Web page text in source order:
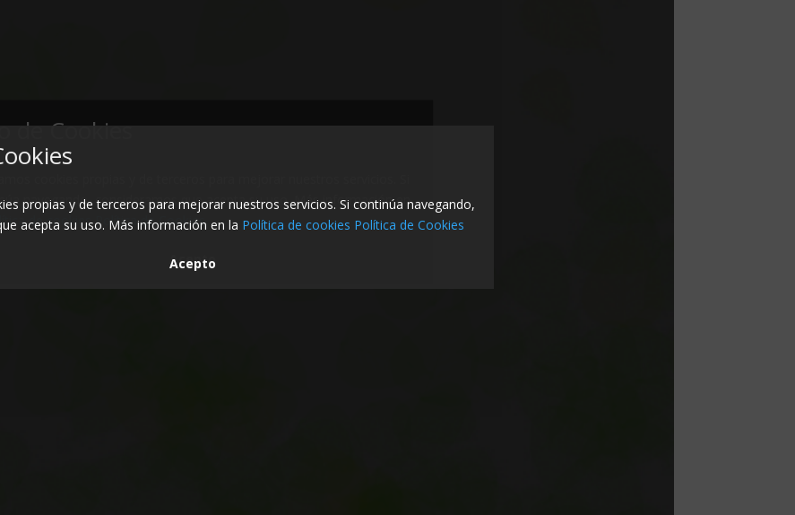
propias y de terceros para mejorar nuestros servicios. Si continúa navegando,
acepta su uso. Más información en la Política de cookies Política de Cookies
Acepto